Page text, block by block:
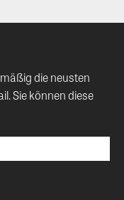
die neusten
Sie können diese